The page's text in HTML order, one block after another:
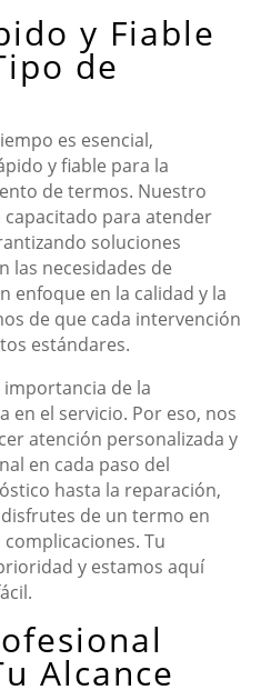
y Fiable
de
es esencial,
y fiable para la
de termos. Nuestro
para atender
soluciones
las necesidades de
enfoque en la calidad y la
de que cada intervención
estándares.
de la
en el servicio. Por eso, nos
atención personalizada y
en cada paso del
hasta la reparación,
de un termo en
Tu
y estamos aquí
Alcance